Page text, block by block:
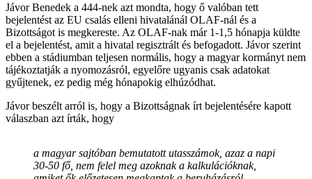
Jávor Benedek a 444-nek azt mondta, hogy ő valóban tett
bejelentést az EU csalás elleni hivatalánál OLAF-nál és a
Bizottságot is megkereste. Az OLAF-nak már 1-1,5 hónapja küldte
el a bejelentést, amit a hivatal regisztrált és befogadott. Jávor szerint
ebben a stádiumban teljesen normális, hogy a magyar kormányt nem
tájékoztatják a nyomozásról, egyelőre ugyanis csak adatokat
gyűjtenek, ez pedig még hónapokig elhúzódhat.
Jávor beszélt arról is, hogy a Bizottságnak írt bejelentésére kapott
válaszban azt írták, hogy
a magyar sajtóban bemutatott utasszámok, azaz a napi
30-50 fő, nem felel meg azoknak a kalkulációknak,